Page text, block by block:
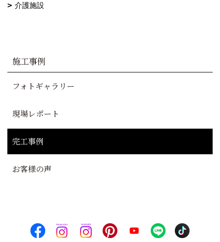
介護施設
施工事例
フォトギャラリー
現場レポート
完工事例
お客様の声